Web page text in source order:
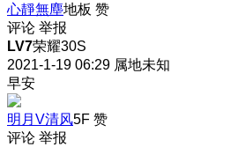
心靜無塵地板 赞
评论 举报
LV7荣耀30S
2021-1-19 06:29 属地未知
早安
明月V清风5F 赞
评论 举报